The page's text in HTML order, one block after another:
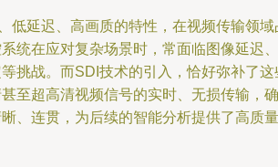
低延迟、高画质的特性，在视频传输领域
统在应对复杂场景时，常面临图像延迟、
挑战。而SDI技术的引入，恰好弥补了这
至超高清视频信号的实时、无损传输，确
、连贯，为后续的智能分析提供了高质量